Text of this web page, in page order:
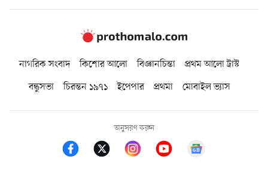
নাগরিক সংবাদ কিশোর আলো বিজ্ঞানচিন্তা
প্রথম আলো ট্রাস্ট
বন্ধুসভা
চিরন্তন ১৯৭১ ইপেপার প্রথমা মোবাইল ভ্যাস
অনুসরণ করুন